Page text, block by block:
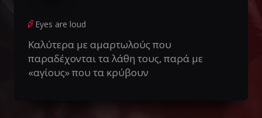
Eyes are loud
Καλύτερα με αμαρτωλούς που
παραδέχονται τα λάθη τους, παρά με
«αγίους» που τα κρύβουν